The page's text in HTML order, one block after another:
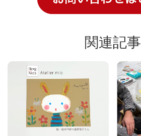
関連記事